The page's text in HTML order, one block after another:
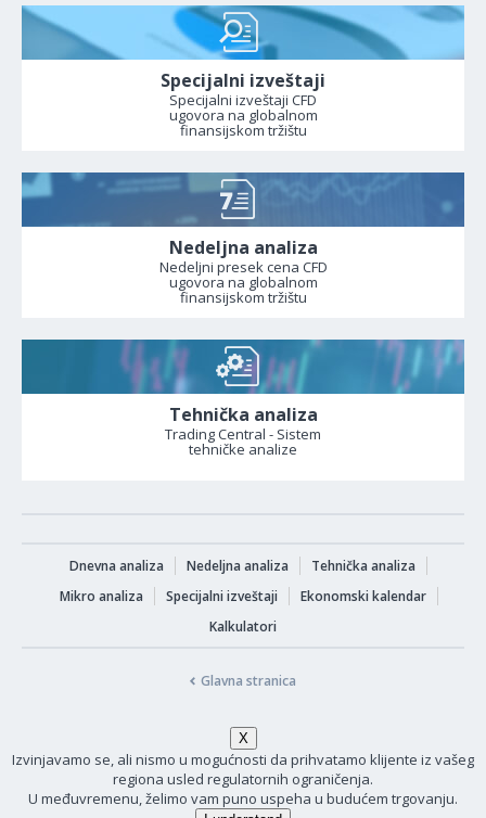
Specijalni izveštaji
Specijalni izveštaji CFD
ugovora na globalnom
finansijskom tržištu
Nedeljna analiza
Nedeljni presek cena CFD
ugovora na globalnom
finansijskom tržištu
Tehnička analiza
Trading Central - Sistem
tehničke analize
Dnevna analiza Nedeljna analiza
Tehnička analiza
Mikro analiza
Specijalni izveštaji
Ekonomski kalendar
Kalkulatori
Glavna stranica
Izvinjavamo se, ali nismo u mogućnosti da prihvatamo klijente iz vašeg
regiona usled regulatornih ograničenja.
U međuvremenu, želimo vam puno uspeha u budućem trgovanju.